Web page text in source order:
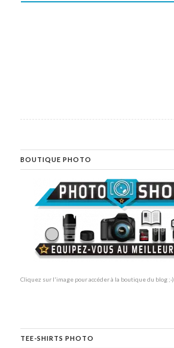
BOUTIQUE PHOTO
Cliquez sur l'image pour accéder à la boutique du blog ;-)
TEE-SHIRTS PHOTO